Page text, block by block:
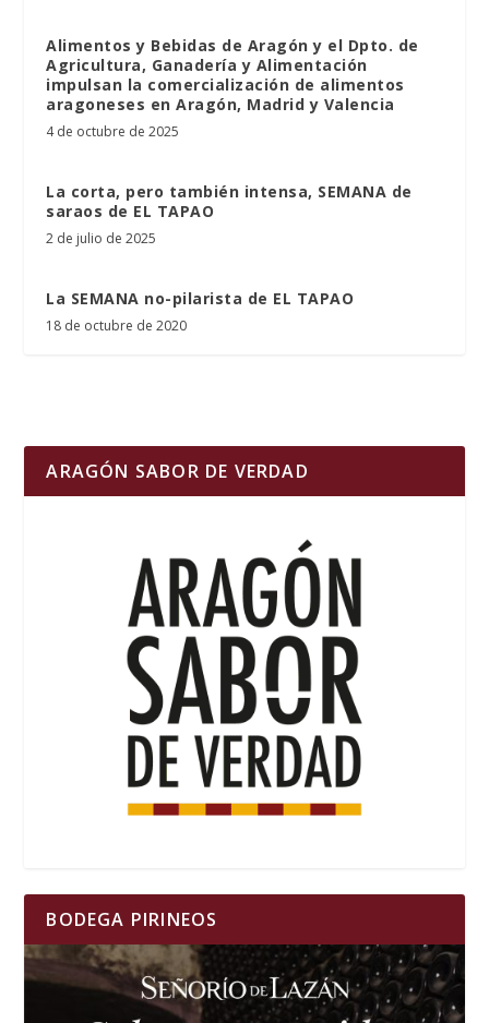
Alimentos y Bebidas de Aragón y el Dpto. de
Agricultura, Ganadería y Alimentación
impulsan la comercialización de alimentos
aragoneses en Aragón, Madrid y Valencia
4 de octubre de 2025
La corta, pero también intensa, SEMANA de
saraos de EL TAPAO
2 de julio de 2025
La SEMANA no-pilarista de EL TAPAO
18 de octubre de 2020
ARAGÓN SABOR DE VERDAD
BODEGA PIRINEOS